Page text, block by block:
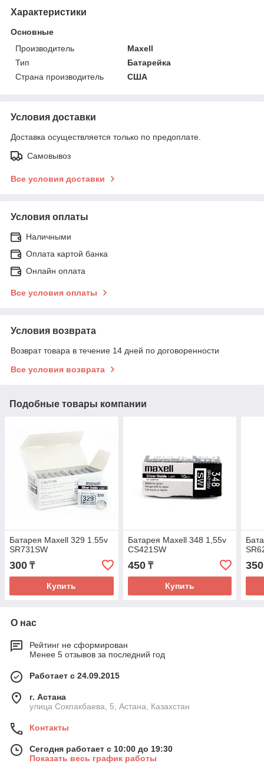
Характеристики
Основные
Производитель
Maxell
Тип
Батарейка
Страна производитель
США
Условия доставки
Доставка осуществляется только по предоплате.
Самовывоз
Все условия доставки
Условия оплаты
Наличными
Оплата картой банка
Онлайн оплата
Все условия оплаты
Условия возврата
Возврат товара в течение 14 дней по договоренности
Все условия возврата
Подобные товары компании
Батарея Maxell 329 1.55v
SR731SW
300 ₸
Купить
Батарея Maxell 348 1,55v
CS421SW
450₸
Купить
350
О нас
Рейтинг не сформирован
Менее 5 отзывов за последний год
Работает с 24.09.2015
г. Астана
улица Сокпакбаева, 5, Астана, Казахстан
Контакты
Сегодня работает с 10:00 до 19:30
Показать весь график работы